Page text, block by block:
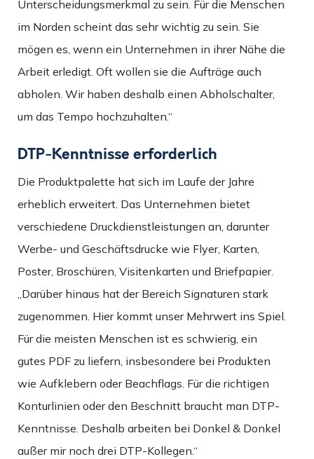
Unterscheidungsmerkmal zu sein. Für die Menschen
im Norden scheint das sehr wichtig zu sein. Sie
mögen es, wenn ein Unternehmen in ihrer Nähe die
Arbeit erledigt. Oft wollen sie die Aufträge auch
abholen. Wir haben deshalb einen Abholschalter,
um das Tempo hochzuhalten.“
DTP-Kenntnisse erforderlich
Die Produktpalette hat sich im Laufe der Jahre
erheblich erweitert. Das Unternehmen bietet
verschiedene Druckdienstleistungen an, darunter
Werbe- und Geschäftsdrucke wie Flyer, Karten,
Poster, Broschüren, Visitenkarten und Briefpapier.
„Darüber hinaus hat der Bereich Signaturen stark
zugenommen. Hier kommt unser Mehrwert ins Spiel.
Für die meisten Menschen ist es schwierig, ein
gutes PDF zu liefern, insbesondere bei Produkten
wie Aufklebern oder Beachflags. Für die richtigen
Konturlinien oder den Beschnitt braucht man DTP-
Kenntnisse. Deshalb arbeiten bei Donkel & Donkel
außer mir noch drei DTP-Kollegen.“